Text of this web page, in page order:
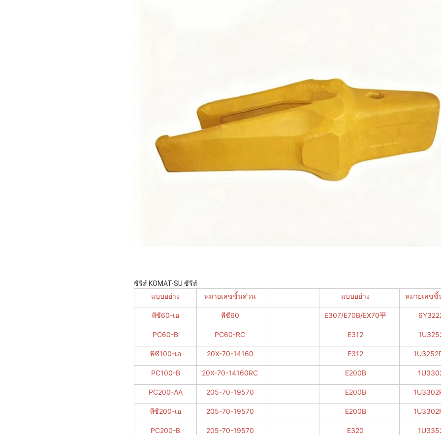
ซีรีส์ KOMAT-SU ซีรีส์
แบบอย่าง หมายเลขชิ้นส่วน แบบอย่าง หมายเลขชิ้
พีซี60-เอ พีซี60 E307/E70B/EX70平
PC60-B PC60-RC E312
พีซี100-เอ 20X-70-14160 E312
PC100-B 20X-70-14160RC E200B
PC200-AA 205-70-19570 E200B
พีซี200-เอ 205-70-19570 E200B
PC200-B 205-70-19570 E320